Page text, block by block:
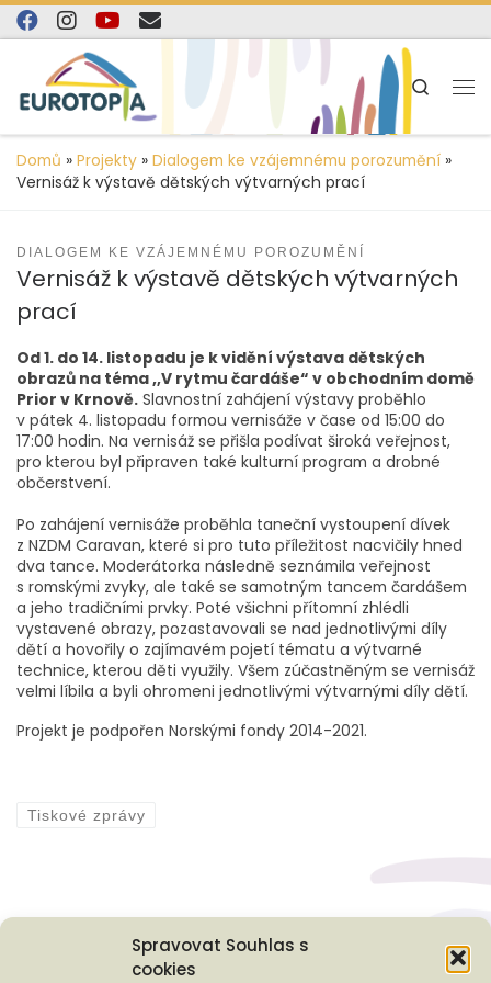
Spravovat Souhlas s
cookies
content
Skip to content
Search
Domů » Projekty » Dialogem ke vzájemnému porozumění »
Vernisáž k výstavě dětských výtvarných prací
DIALOGEM KE VZÁJEMNÉMU POROZUMĚNÍ
Vernisáž k výstavě dětských výtvarných
prací
Od 1. do 14. listopadu je k vidění výstava dětských
obrazů na téma ,,V rytmu čardáše“ v obchodním domě
Prior v Krnově. Slavnostní zahájení výstavy proběhlo
v pátek 4. listopadu formou vernisáže v čase od 15:00 do
17:00 hodin. Na vernisáž se přišla podívat široká veřejnost,
pro kterou byl připraven také kulturní program a drobné
občerstvení.
Po zahájení vernisáže proběhla taneční vystoupení dívek
z NZDM Caravan, které si pro tuto příležitost nacvičily hned
dva tance. Moderátorka následně seznámila veřejnost
s romskými zvyky, ale také se samotným tancem čardášem
a jeho tradičními prvky. Poté všichni přítomní zhlédli
vystavené obrazy, pozastavovali se nad jednotlivými díly
dětí a hovořily o zajímavém pojetí tématu a výtvarné
technice, kterou děti využily. Všem zúčastněným se vernisáž
velmi líbila a byli ohromeni jednotlivými výtvarnými díly dětí.
Projekt je podpořen Norskými fondy 2014-2021.
Tiskové zprávy